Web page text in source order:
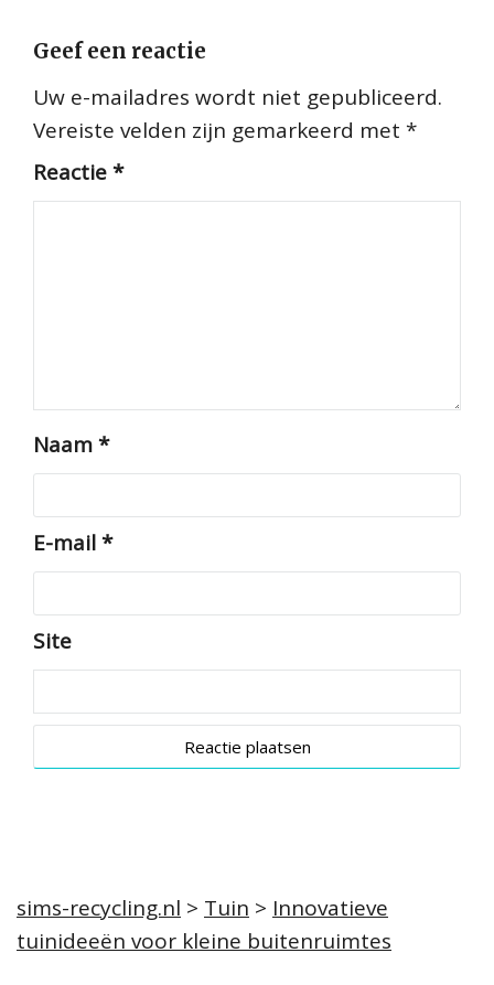
Geef een reactie
Uw e-mailadres wordt niet gepubliceerd.
Vereiste velden zijn gemarkeerd met *
Reactie*
Naam*
E-mail*
Site
sims-recycling.nl > Tuin > Innovatieve
tuinideeën voor kleine buitenruimtes